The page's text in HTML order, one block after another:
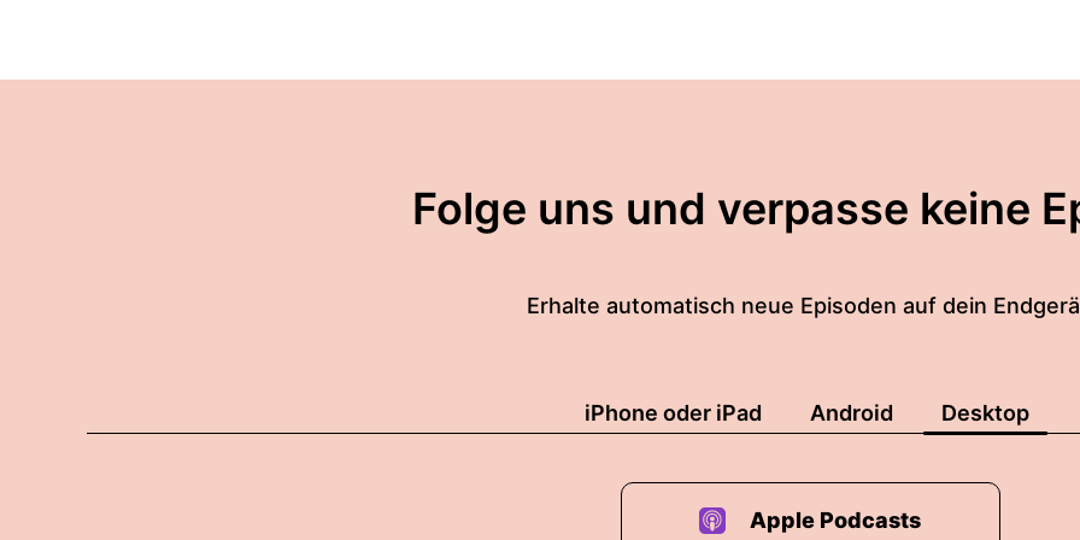
Folge uns und verpasse keine
Erhalte automatisch neue Episoden auf dein
iPhone oder iPad Android Desktop
Apple Podcasts